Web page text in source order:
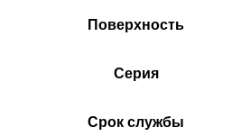
Поверхность
Серия
Срок службы